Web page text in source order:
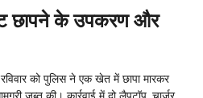
छापने के उपकरण और
को पुलिस ने एक खेत में छापा मारकर